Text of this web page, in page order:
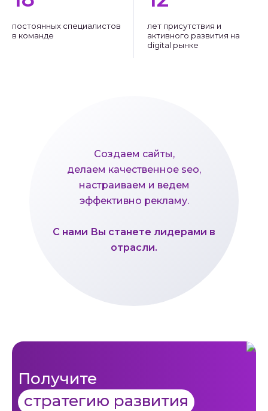
постоянных специалистов
в команде
лет присутствия и
активного развития на
digital рынке
Создаем сайты,
делаем качественное seo,
настраиваем и ведем
эффективно рекламу.
С нами Вы станете лидерами в
отрасли.
Получите
стратегию развития